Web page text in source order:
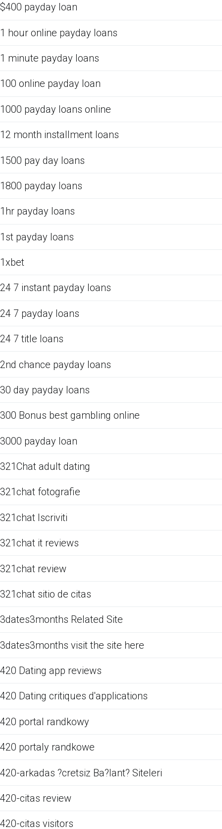
$400 payday loan
1 hour online payday loans
1 minute payday loans
100 online payday loan
1000 payday loans online
12 month installment loans
1500 pay day loans
1800 payday loans
1hr payday loans
1st payday loans
1xbet
24 7 instant payday loans
24 7 payday loans
24 7 title loans
2nd chance payday loans
30 day payday loans
300 Bonus best gambling online
3000 payday loan
321Chat adult dating
321chat fotografie
321chat Iscriviti
321chat it reviews
321chat review
321chat sitio de citas
3dates3months Related Site
3dates3months visit the site here
420 Dating app reviews
420 Dating critiques d'applications
420 portal randkowy
420 portaly randkowe
420-arkadas ?cretsiz Ba?lant? Siteleri
420-citas review
420-citas visitors